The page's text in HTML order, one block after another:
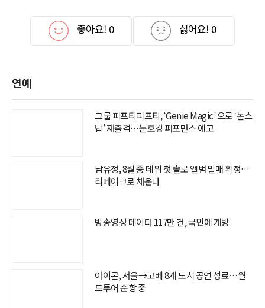
좋아요! 0 싫어요! 0
연예
그룹 피프티피프티, ‘Genie Magic’ 으로 ‘논스
탑’ 재출격…눈호강 퍼포먼스 예고
남유정, 8월 중 데뷔 첫 솔로 앨범 발매 확정…
리메이크로 채운다
방송영상 데이터 117만 건, 국민에 개방
아이콘, 서울→고베 8개 도시 공연 성료…월
드투어 순항 중